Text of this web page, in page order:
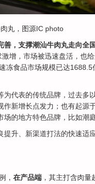
丸，图源IC photo
，支撑潮汕牛肉丸走向全国
增，市场被迅速盘活，也
食品市场规模已达1688.5
代表的传统品牌，过去多
新增长点发力；也有起源
的地方特色品牌，比如潮
提升、新渠道打法的快速适
， 在产品端 ，其主打含肉量